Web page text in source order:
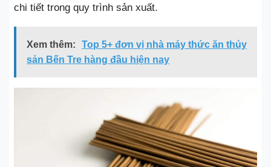
chi tiết trong quy trình sản xuất.
Xem thêm:
Top 5+ đơn vị nhà máy thức ăn thủy
sản Bến Tre hàng đầu hiện nay